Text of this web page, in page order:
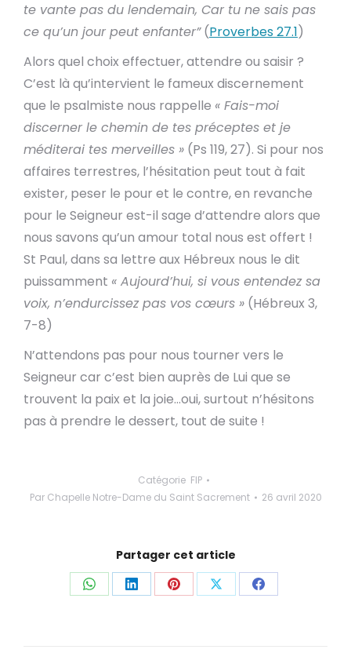
te vante pas du lendemain, Car tu ne sais pas
ce qu’un jour peut enfanter”(Proverbes 27.1)
Alors quel choix effectuer, attendre ou saisir ?
C’est là qu’intervient le fameux discernement
que le psalmiste nous rappelle « Fais-moi
discerner le chemin de tes préceptes et je
méditerai tes merveilles » (Ps 119, 27). Si pour nos
affaires terrestres, l’hésitation peut tout à fait
exister, peser le pour et le contre, en revanche
pour le Seigneur est-il sage d’attendre alors que
nous savons qu’un amour total nous est offert !
St Paul, dans sa lettre aux Hébreux nous le dit
puissamment « Aujourd’hui, si vous entendez sa
voix, n’endurcissez pas vos cœurs » (Hébreux 3,
7-8)
N’attendons pas pour nous tourner vers le
Seigneur car c’est bien auprès de Lui que se
trouvent la paix et la joie…oui, surtout n’hésitons
pas à prendre le dessert, tout de suite !
Catégorie FIP
Par Chapelle Notre-Dame du Saint Sacrement 26 avril 2020
Partager cet article
PartagerPartagerPartagerPartagerPartager